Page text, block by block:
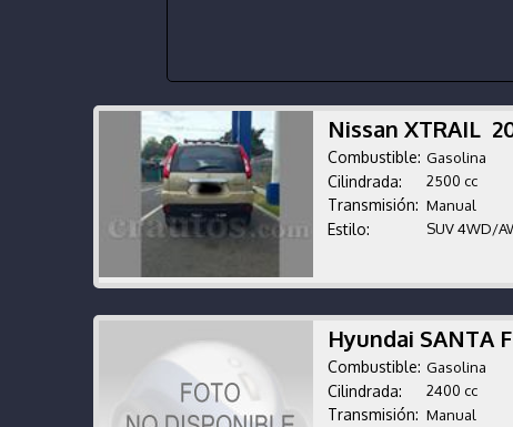
Nissan XTRAIL
Combustible: Gasolina
Cilindrada: 2500 cc
Transmisión: Manual
Estilo: SUV 4WD/
Hyundai SANTA
Combustible: Gasolina
Cilindrada: 2400 cc
Transmisión: Manual